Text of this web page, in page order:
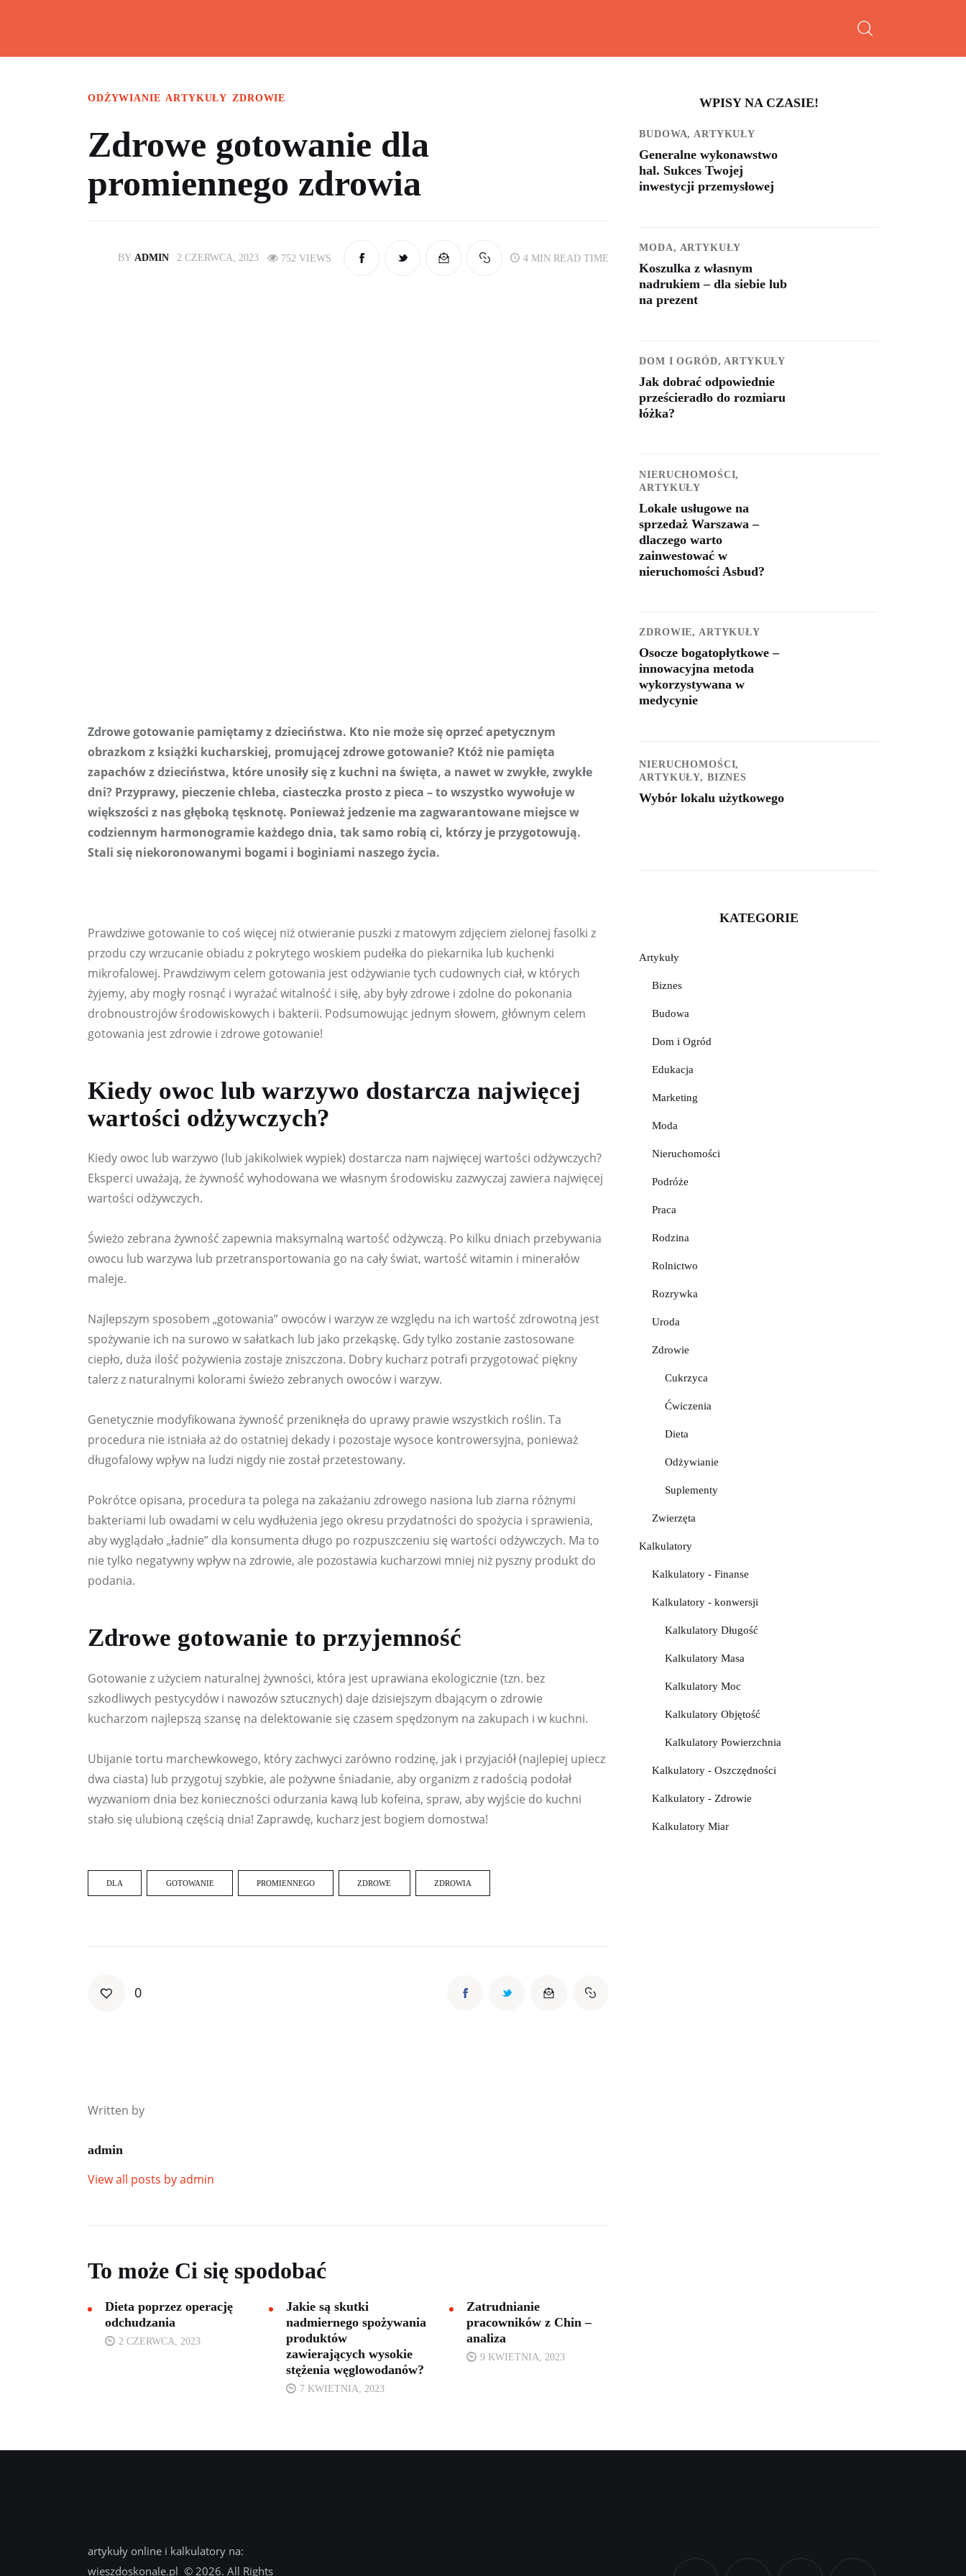
Wiesz doskonale!
Artykuły
Artykuły sponsorowane
ODŻYWIANIE ARTYKUŁY ZDROWIE
Zdrowe gotowanie dla
promiennego zdrowia
BY ADMIN 2 CZERWCA, 2023 752 VIEWS 4 MIN READ TIME
Zdrowe gotowanie pamiętamy z dzieciństwa. Kto nie może się oprzeć apetycznym
obrazkom z książki kucharskiej, promującej zdrowe gotowanie? Któż nie pamięta
zapachów z dzieciństwa, które unosiły się z kuchni na święta, a nawet w zwykłe, zwykłe
dni? Przyprawy, pieczenie chleba, ciasteczka prosto z pieca – to wszystko wywołuje w
większości z nas głęboką tęsknotę. Ponieważ jedzenie ma zagwarantowane miejsce w
codziennym harmonogramie każdego dnia, tak samo robią ci, którzy je przygotowują.
Stali się niekoronowanymi bogami i boginiami naszego życia.
Prawdziwe gotowanie to coś więcej niż otwieranie puszki z matowym zdjęciem zielonej fasolki z
przodu czy wrzucanie obiadu z pokrytego woskiem pudełka do piekarnika lub kuchenki
mikrofalowej. Prawdziwym celem gotowania jest odżywianie tych cudownych ciał, w których
żyjemy, aby mogły rosnąć i wyrażać witalność i siłę, aby były zdrowe i zdolne do pokonania
drobnoustrojów środowiskowych i bakterii. Podsumowując jednym słowem, głównym celem
gotowania jest zdrowie i zdrowe gotowanie!
Kiedy owoc lub warzywo dostarcza najwięcej
wartości odżywczych?
Kiedy owoc lub warzywo (lub jakikolwiek wypiek) dostarcza nam najwięcej wartości odżywczych?
Eksperci uważają, że żywność wyhodowana we własnym środowisku zazwyczaj zawiera najwięcej
wartości odżywczych.
Świeżo zebrana żywność zapewnia maksymalną wartość odżywczą. Po kilku dniach przebywania
owocu lub warzywa lub przetransportowania go na cały świat, wartość witamin i minerałów
maleje.
Najlepszym sposobem „gotowania” owoców i warzyw ze względu na ich wartość zdrowotną jest
spożywanie ich na surowo w sałatkach lub jako przekąskę. Gdy tylko zostanie zastosowane
ciepło, duża ilość pożywienia zostaje zniszczona. Dobry kucharz potrafi przygotować piękny
talerz z naturalnymi kolorami świeżo zebranych owoców i warzyw.
Genetycznie modyfikowana żywność przeniknęła do uprawy prawie wszystkich roślin. Ta
procedura nie istniała aż do ostatniej dekady i pozostaje wysoce kontrowersyjna, ponieważ
długofalowy wpływ na ludzi nigdy nie został przetestowany.
Pokrótce opisana, procedura ta polega na zakażaniu zdrowego nasiona lub ziarna różnymi
bakteriami lub owadami w celu wydłużenia jego okresu przydatności do spożycia i sprawienia,
aby wyglądało „ładnie” dla konsumenta długo po rozpuszczeniu się wartości odżywczych. Ma to
nie tylko negatywny wpływ na zdrowie, ale pozostawia kucharzowi mniej niż pyszny produkt do
podania.
Zdrowe gotowanie to przyjemność
Gotowanie z użyciem naturalnej żywności, która jest uprawiana ekologicznie (tzn. bez
szkodliwych pestycydów i nawozów sztucznych) daje dzisiejszym dbającym o zdrowie
kucharzom najlepszą szansę na delektowanie się czasem spędzonym na zakupach i w kuchni.
Ubijanie tortu marchewkowego, który zachwyci zarówno rodzinę, jak i przyjaciół (najlepiej upiecz
dwa ciasta) lub przygotuj szybkie, ale pożywne śniadanie, aby organizm z radością podołał
wyzwaniom dnia bez konieczności odurzania kawą lub kofeina, spraw, aby wyjście do kuchni
stało się ulubioną częścią dnia! Zaprawdę, kucharz jest bogiem domostwa!
DLA GOTOWANIE PROMIENNEGO ZDROWE ZDROWIA
0
Written by
admin
View all posts byadmin
To może Ci się spodobać
Dieta poprzez operację
odchudzania
2 CZERWCA, 2023
Jakie są skutki
nadmiernego spożywania
produktów
zawierających wysokie
stężenia węglowodanów?
7 KWIETNIA, 2023
Zatrudnianie
pracowników z Chin –
analiza
9 KWIETNIA, 2023
WPISY NA CZASIE!
BUDOWA,ARTYKUŁY
Generalne wykonawstwo
hal. Sukces Twojej
inwestycji przemysłowej
MODA, ARTYKUŁY
Koszulka z własnym
nadrukiem – dla siebie lub
na prezent
DOM I OGRÓD, ARTYKUŁY
Jak dobrać odpowiednie
prześcieradło do rozmiaru
łóżka?
NIERUCHOMOŚCI,
ARTYKUŁY
Lokale usługowe na
sprzedaż Warszawa –
dlaczego warto
zainwestować w
nieruchomości Asbud?
ZDROWIE,ARTYKUŁY
Osocze bogatopłytkowe –
innowacyjna metoda
wykorzystywana w
medycynie
NIERUCHOMOŚCI,
ARTYKUŁY, BIZNES
Wybór lokalu użytkowego
KATEGORIE
Artykuły
Biznes
Budowa
Dom i Ogród
Edukacja
Marketing
Moda
Nieruchomości
Podróże
Praca
Rodzina
Rolnictwo
Rozrywka
Uroda
Zdrowie
Cukrzyca
Ćwiczenia
Dieta
Odżywianie
Suplementy
Zwierzęta
Kalkulatory
Kalkulatory - Finanse
Kalkulatory - konwersji
Kalkulatory Długość
Kalkulatory Masa
Kalkulatory Moc
Kalkulatory Objętość
Kalkulatory Powierzchnia
Kalkulatory - Oszczędności
Kalkulatory - Zdrowie
Kalkulatory Miar
artykuły online i kalkulatory na:
wieszdoskonale.pl © 2026. All Rights